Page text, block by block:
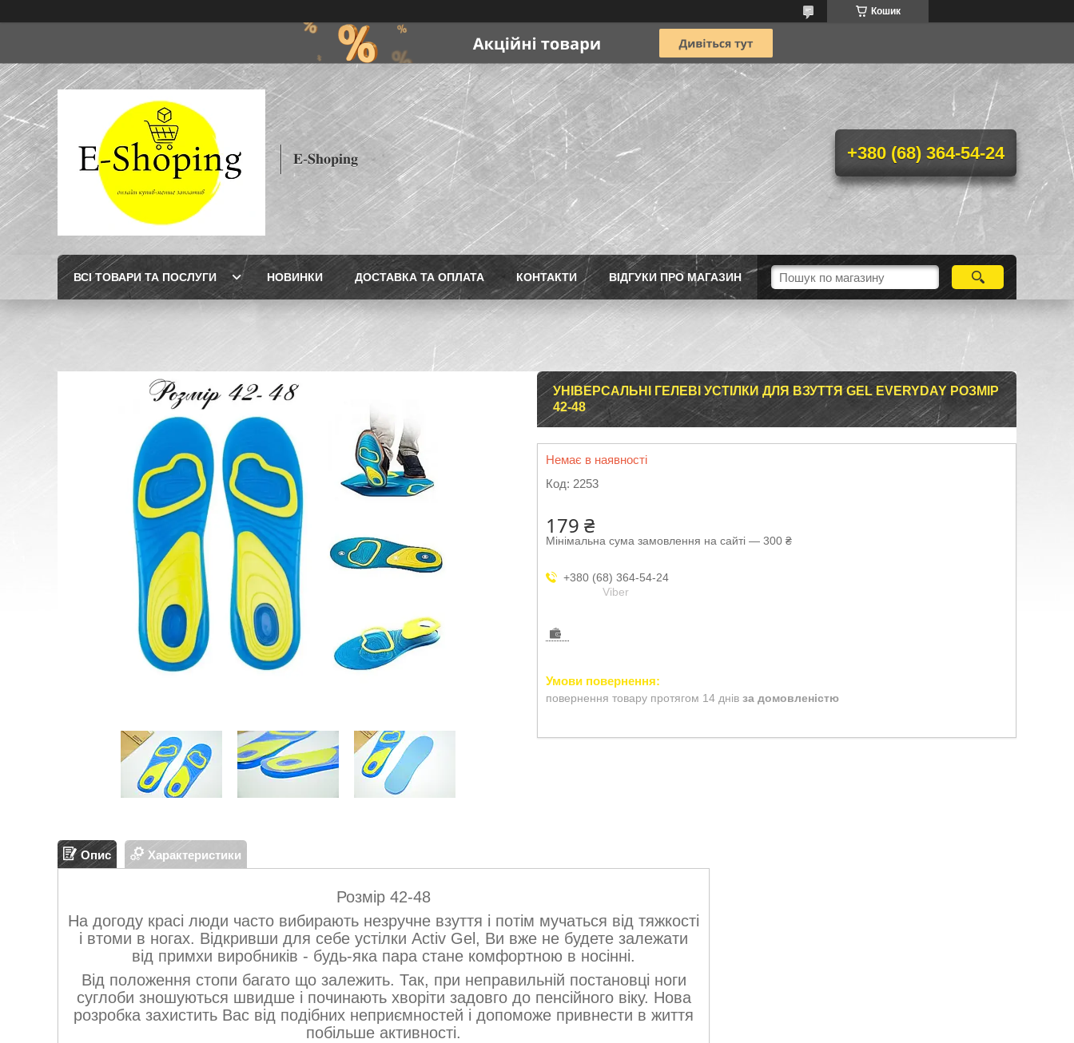
Кошик
𝐄-𝐒𝐡𝐨𝐩𝐢𝐧𝐠 +380 (68) 364-54-24
ВСІ ТОВАРИ ТА ПОСЛУГИ НОВИНКИ ДОСТАВКА ТА ОПЛАТА КОНТАКТИ ВІДГУКИ ПРО МАГАЗИН
УНІВЕРСАЛЬНІ ГЕЛЕВІ УСТІЛКИ ДЛЯ ВЗУТТЯ GEL EVERYDAY РОЗМІР
42-48
Немає в наявності
Код: 2253
179 ₴
Мінімальна сума замовлення на сайті — 300 ₴
+380 (68) 364-54-24
Viber
повернення товару протягом 14 днів за домовленістю
Опис Характеристики
Розмір 42-48
На догоду красі люди часто вибирають незручне взуття і потім мучаться від тяжкості
і втоми в ногах. Відкривши для себе устілки Activ Gel, Ви вже не будете залежати
від примхи виробників - будь-яка пара стане комфортною в носінні.
Від положення стопи багато що залежить. Так, при неправильній постановці ноги
суглоби зношуються швидше і починають хворіти задовго до пенсійного віку. Нова
розробка захистить Вас від подібних неприємностей і допоможе привнести в життя
побільше активності.